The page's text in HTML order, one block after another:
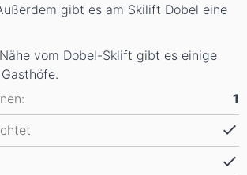
gibt es am Skilift Dobel eine
vom Dobel-Sklift gibt es einige
1